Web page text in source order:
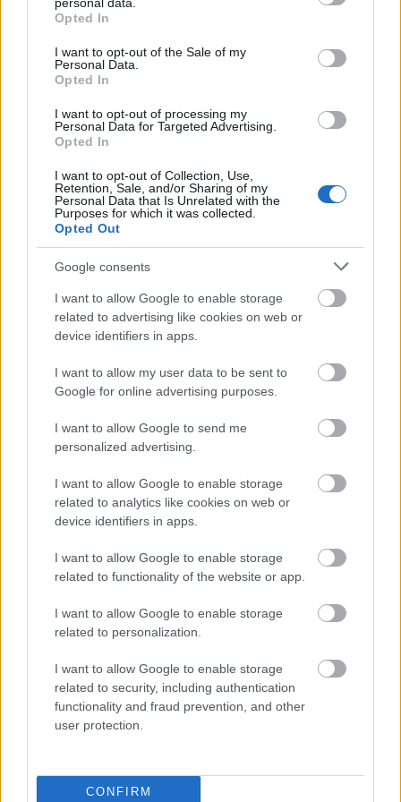
grant or deny consent to Google and its third-party tags to
use your data for below specified purposes in below Google
consent section.
Opted In
I want to opt-out of the Sale of my
Personal Data.
Opted In
I want to opt-out of processing my
Personal Data for Targeted Advertising.
Opted In
I want to opt-out of Collection, Use,
Retention, Sale, and/or Sharing of my
Personal Data that Is Unrelated with the
Purposes for which it was collected.
Opted Out
Google consents
I want to allow Google to enable storage
related to advertising like cookies on web or
device identifiers in apps.
I want to allow my user data to be sent to
Google for online advertising purposes.
I want to allow Google to send me
personalized advertising.
I want to allow Google to enable storage
related to analytics like cookies on web or
device identifiers in apps.
I want to allow Google to enable storage
related to functionality of the website or app.
I want to allow Google to enable storage
related to personalization.
I want to allow Google to enable storage
related to security, including authentication
functionality and fraud prevention, and other
user protection.
CONFIRM
RECEPT
5 perces, hideg fokhagymás
mandulakrémleves ropogós
szőlőszemekkel
2019. július 11.
Folytatódik kitartó vonzalmam a turmixgépes
levesek iránt, most viszont nem ékegyszerűségű,
hanem egy fokkal, de tényleg csak egy apró...
RECEPT
Kókuszos búzadarasüti fahéjas
cukorsziruppal: ilyen az egyiptomi
Lehet, hogy első ránézésre a polenta jut eszünkbe
erről a desszertről, pedig alapjaiban véve teljesen
különböző, ugyanis ez egy egyiptomi búzadarasüti...